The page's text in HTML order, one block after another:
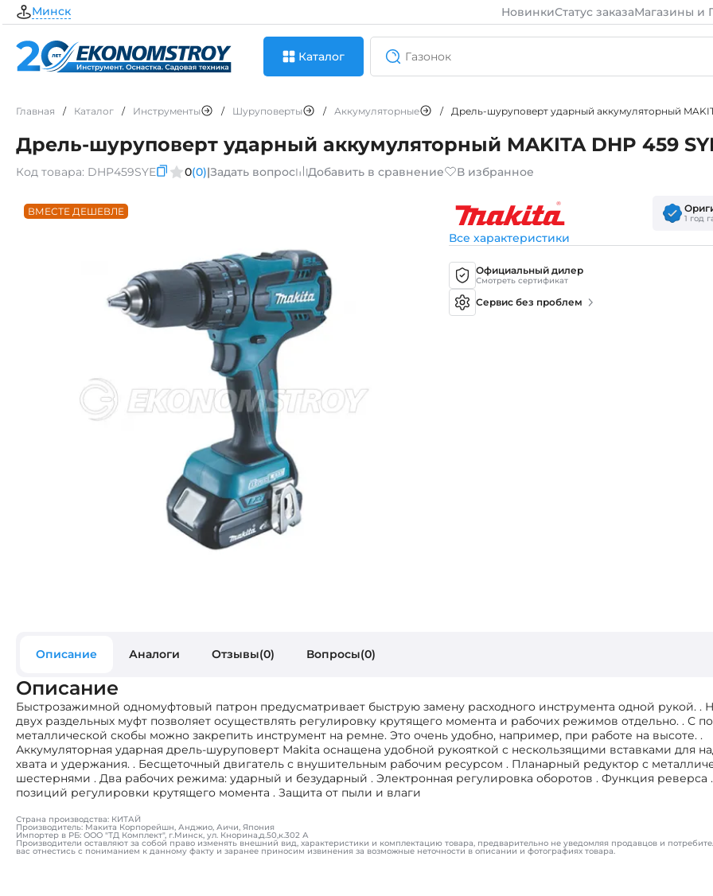
Минск НовинкиСтатус заказаМагазины и
Каталог
Главная / Каталог / Инструменты / Шуруповерты / Аккумуляторные / Дрель-шуруповерт ударный аккумуляторный
Дрель-шуруповерт ударный аккумуляторный MAKITA DHP 459
Код товара: DHP459SYE 0(0)|Задать вопрос Добавить в сравнение В избранное
ВМЕСТЕ ДЕШЕВЛЕ
1 год
Все характеристики
Официальный дилер
Смотреть сертификат
Сервис без проблем
Описание Аналоги Отзывы(0) Вопросы(0)
Описание
Быстрозажимной одномуфтовый патрон предусматривает быструю замену расходного инструмента одной рукой. .
двух раздельных муфт позволяет осуществлять регулировку крутящего момента и рабочих режимов отдельно. . С
металлической скобы можно закрепить инструмент на ремне. Это очень удобно, например, при работе на высоте. .
Аккумуляторная ударная дрель-шуруповерт Makita оснащена удобной рукояткой с нескользящими вставками для
хвата и удержания. . Бесщеточный двигатель с внушительным рабочим ресурсом . Планарный редуктор с
шестернями . Два рабочих режима: ударный и безударный . Электронная регулировка оборотов . Функция реверса .
позиций регулировки крутящего момента . Защита от пыли и влаги
Страна производства: КИТАЙ
Производитель: Макита Корпорейшн, Анджио, Аичи, Япония
Импортер в РБ: ООО "ТД Комплект", г.Минск, ул. Кнорина,д.50,к.302 А
Производители оставляют за собой право изменять внешний вид, характеристики и комплектацию товара, предварительно не уведомляя продавцов и
вас отнестись с пониманием к данному факту и заранее приносим извинения за возможные неточности в описании и фотографиях товара.